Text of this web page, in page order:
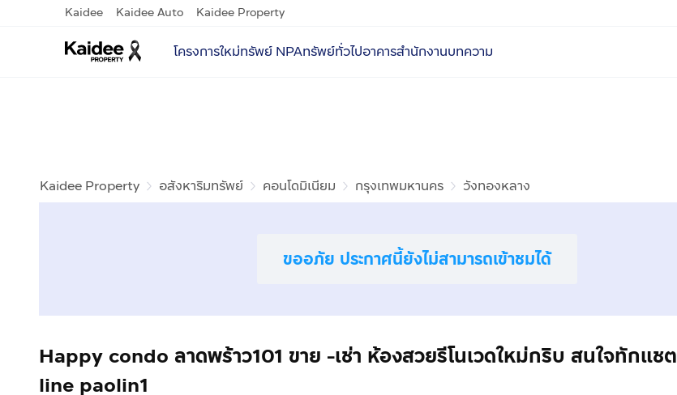
Kaidee Kaidee Auto Kaidee Property
โครงการใหม่ทรัพย์ NPAทรัพย์ทั่วไปอาคารสำนักงานบทความ
Kaidee Property อสังหาริมทรัพย์ คอนโดมิเนียม กรุงเทพมหานคร วังทองหลาง
ขออภัย ประกาศนี้ยังไม่สามารถเข้าชมได้
Happy condo ลาดพร้าว101 ขาย -เช่า ห้องสวยรีโนเวดใหม่กริบ สนใจทักแชต
line paolin1